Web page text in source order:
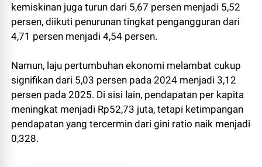
kemiskinan juga turun dari 5,67 persen menjadi 5,52
persen, diikuti penurunan tingkat pengangguran dari
4,71 persen menjadi 4,54 persen.
Namun, laju pertumbuhan ekonomi melambat cukup
signifikan dari 5,03 persen pada 2024 menjadi 3,12
persen pada 2025. Di sisi lain, pendapatan per kapita
meningkat menjadi Rp52,73 juta, tetapi ketimpangan
pendapatan yang tercermin dari gini ratio naik menjadi
0,328.